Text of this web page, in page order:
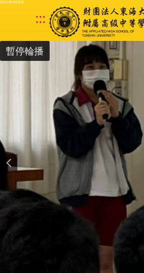
跳到主要內容區塊
:::
暫停輪播